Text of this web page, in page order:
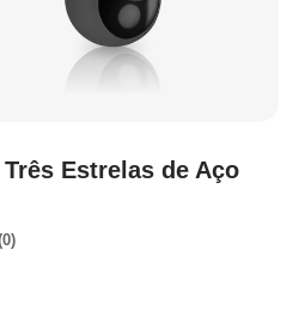
Estrelas de Aço